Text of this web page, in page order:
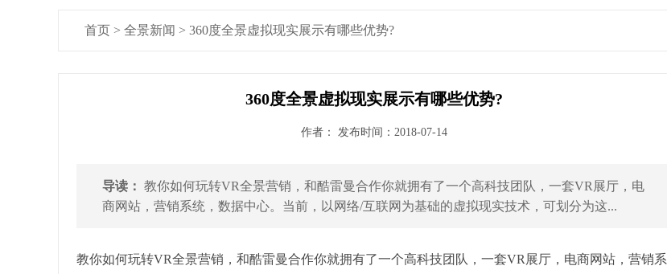
首页 > 全景新闻 > 360度全景虚拟现实展示有哪些优势?
360度全景虚拟现实展示有哪些优势?
作者： 发布时间：2018-07-14
导读： 教你如何玩转VR全景营销，和酷雷曼合作你就拥有了一个高科技团队，一套VR展厅，电
商网站，营销系统，数据中心。当前，以网络/互联网为基础的虚拟现实技术，可划分为这...
教你如何玩转VR全景营销，和酷雷曼合作你就拥有了一个高科技团队，一套VR展厅，电商网站，营销系